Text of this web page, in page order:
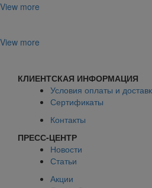
View more
View more
КЛИЕНТСКАЯ ИНФОРМАЦИЯ
Условия оплаты и
Сертификаты
Контакты
ПРЕСС-ЦЕНТР
Новости
Статьи
Акции